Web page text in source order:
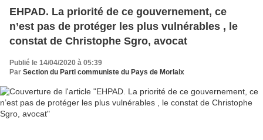
EHPAD. La priorité de ce gouvernement, ce
n’est pas de protéger les plus vulnérables , le
constat de Christophe Sgro, avocat
Publié le 14/04/2020 à 05:39
Par Section du Parti communiste du Pays de Morlaix